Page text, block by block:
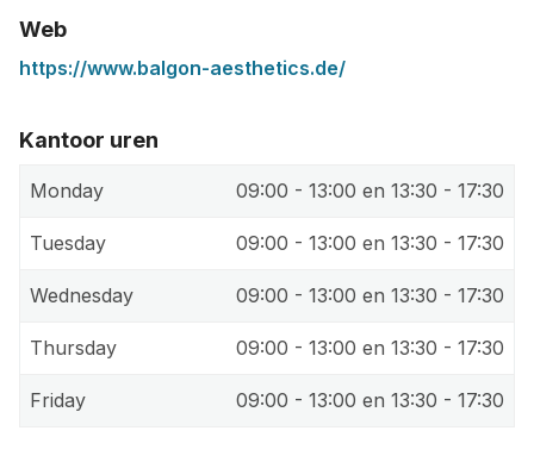
Web
https://www.balgon-aesthetics.de/
Kantoor uren
Monday 09:00 - 13:00 en 13:30 - 17:30
Tuesday 09:00 - 13:00 en 13:30 - 17:30
Wednesday 09:00 - 13:00 en 13:30 - 17:30
Thursday 09:00 - 13:00 en 13:30 - 17:30
Friday 09:00 - 13:00 en 13:30 - 17:30